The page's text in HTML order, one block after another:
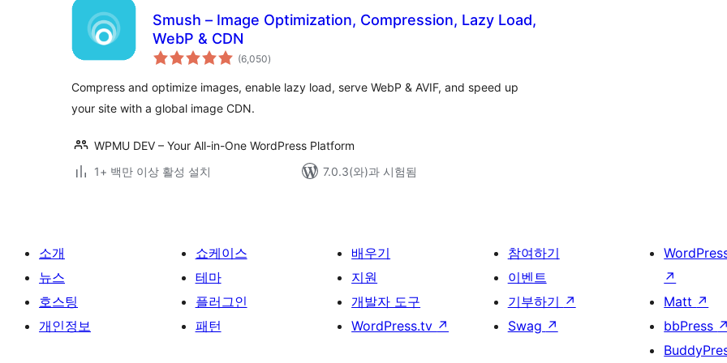
Smush – Image Optimization, Compression, Lazy Load,
WebP & CDN
(6,050전
체
점
)
Compress and optimize images, enable lazy load, serve WebP & AVIF, and speed up
your site with a global image CDN.
WPMU DEV – Your All-in-One WordPress Platform
1+ 백만 이상 활성 설치
7.0.3(와)과 시험됨
소개
뉴스
호스팅
개인정보
쇼케이스
테마
플러그인
패턴
배우기
지원
개발자 도구
WordPress.tv ↗
참여하기
이벤트
기부하기 ↗
Swag ↗
↗
Matt ↗
bbPress ↗